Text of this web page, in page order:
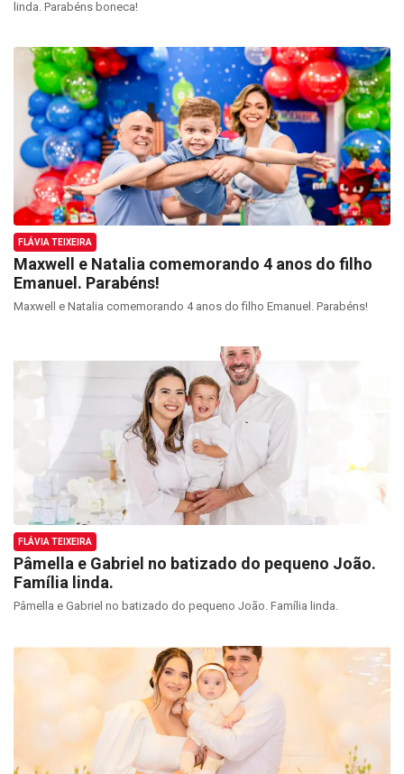
linda. Parabéns boneca!
FLÁVIA TEIXEIRA
Maxwell e Natalia comemorando 4 anos do filho
Emanuel. Parabéns!
Maxwell e Natalia comemorando 4 anos do filho Emanuel. Parabéns!
FLÁVIA TEIXEIRA
Pâmella e Gabriel no batizado do pequeno João.
Família linda.
Pâmella e Gabriel no batizado do pequeno João. Família linda.